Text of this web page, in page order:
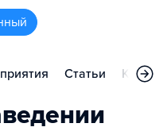
Статьи